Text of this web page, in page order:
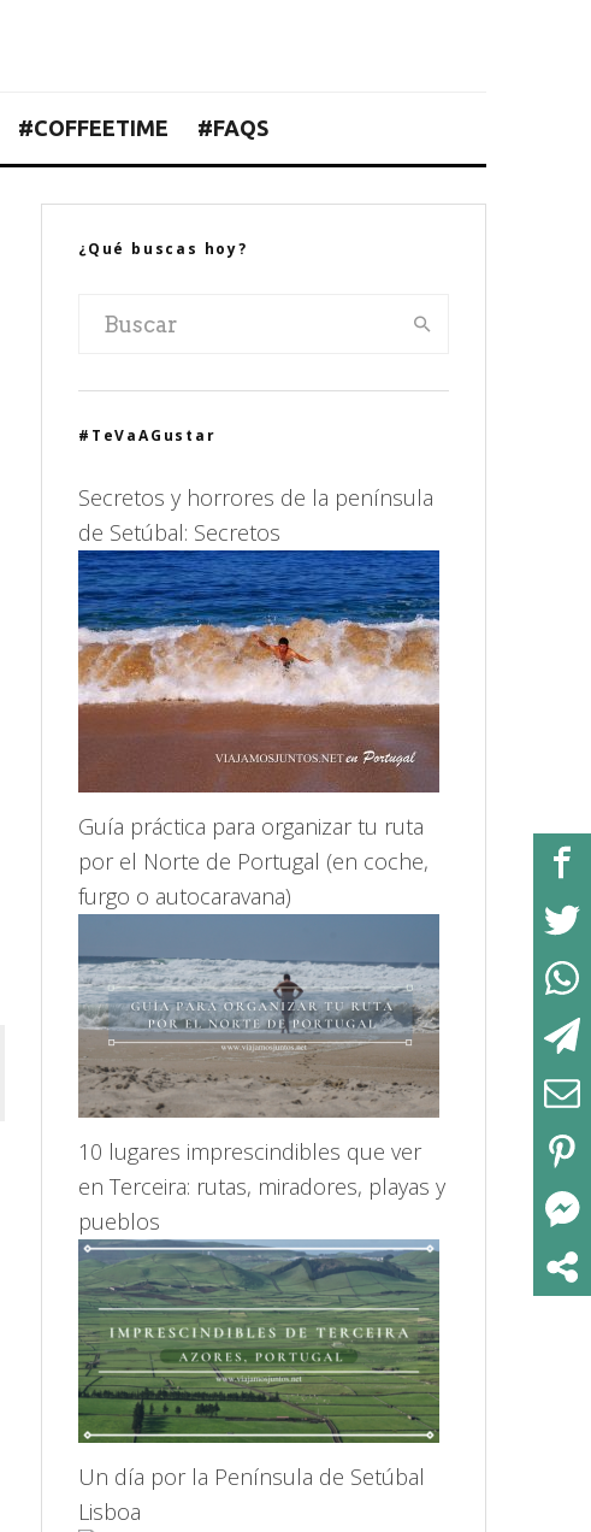
#COFFEETIME #FAQS
¿Qué buscas hoy?
#TeVaAGustar
Secretos y horrores de la península
de Setúbal: Secretos
Guía práctica para organizar tu ruta
por el Norte de Portugal (en coche,
furgo o autocaravana)
10 lugares imprescindibles que ver
en Terceira: rutas, miradores, playas y
pueblos
Un día por la Península de Setúbal
Lisboa